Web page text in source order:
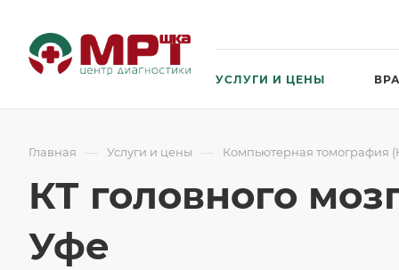
УСЛУГИ И ЦЕНЫ
Главная — Услуги и цены — Компьютерная томография
КТ головного
Уфе